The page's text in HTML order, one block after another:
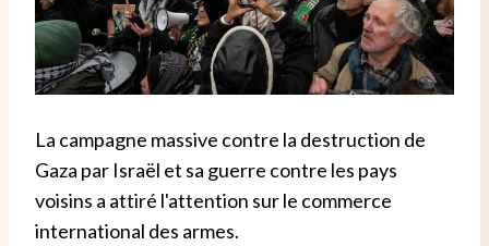
La campagne massive contre la destruction de
Gaza par Israël et sa guerre contre les pays
voisins a attiré l'attention sur le commerce
international des armes.